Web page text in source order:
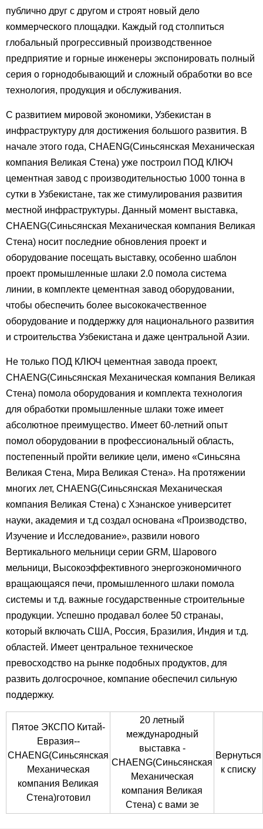
публично друг с другом и строят новый дело
коммерческого площадки. Каждый год столпиться
глобальный прогрессивный производственное
предприятие и горные инженеры экспонировать полный
серия о горнодобывающий и сложный обработки во все
технология, продукция и обслуживания.
С развитием мировой экономики, Узбекистан в
инфраструктуру для достижения большого развития. В
начале этого года, CHAENG(Синьсянская Механическая
компания Великая Стена) уже построил ПОД КЛЮЧ
цементная завод с производительностью 1000 тонна в
сутки в Узбекистане, так же стимулирования развития
местной инфраструктуры. Данный момент выставка,
CHAENG(Синьсянская Механическая компания Великая
Стена) носит последние обновления проект и
оборудование посещать выставку, особенно шаблон
проект промышленные шлаки 2.0 помола система
линии, в комплекте цементная завод оборудовании,
чтобы обеспечить более высококачественное
оборудование и поддержку для национального развития
и строительства Узбекистана и даже центральной Азии.
Не только ПОД КЛЮЧ цементная завода проект,
CHAENG(Синьсянская Механическая компания Великая
Стена) помола оборудования и комплекта технология
для обработки промышленные шлаки тоже имеет
абсолютное преимущество. Имеет 60-летний опыт
помол оборудовании в профессиональный область,
постепенный пройти великие цели, имено «Синьсяна
Великая Стена, Мира Великая Стена». На протяжении
многих лет, CHAENG(Синьсянская Механическая
компания Великая Стена) с Хэнанское университет
науки, академия и т.д создал основана «Производство,
Изучение и Исследование», развили нового
Вертикального мельници серии GRM, Шарового
мельници, Высокоэффективного энергоэкономичного
вращающаяся печи, промышленного шлаки помола
системы и т.д. важные государственные строительные
продукции. Успешно продавал более 50 странаы,
который включать США, Россия, Бразилия, Индия и т.д.
областей. Имеет центральное техническое
превосходство на рынке подобных продуктов, для
развить долгосрочное, компание обеспечил сильную
поддержку.
Пятое ЭКСПО Китай-
Евразия--
CHAENG(Синьсянская
Механическая
компания Великая
Стена)готовил
20 летный
международный
выставка -
CHAENG(Синьсянская
Механическая
компания Великая
Стена) с вами зе
Вернуться
к списку